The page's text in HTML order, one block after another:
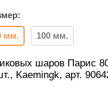
мм. 100 мм.
шаров Парис
Kaemingk, арт.